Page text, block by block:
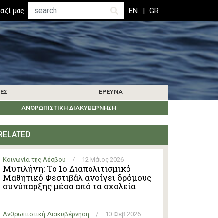
μας Αναζήτηση EN GR
ΕΚΔΗΛΏΣΕΙΣ
ΑΝΘΡΩΠΙΣΤΙΚΉ ΔΙΑΚΥΒΈΡΝΗΣΗ
ΚΟΙΝΩΝΊΑ ΤΗΣ ΛΈΡΟΥ ΆΛΛΑ ΝΗΣΙΆ
ΈΡΕΥΝΑ
ΒΙΒΛΙΟΓΡΑΦΊΑ ΕΝΗΜΕΡΏΣΕΙΣ ΈΡΕΥΝΑΣ
Κοινωνία της Λέσβου / 12 Μάιος 2026
Μυτιλήνη: Το 1ο Διαπολιτισμικό
Μαθητικό Φεστιβάλ ανοίγει δρόμους
συνύπαρξης μέσα από τα σχολεία
Ανθρωπιστική Διακυβέρνηση / 10 Φεβ 2026